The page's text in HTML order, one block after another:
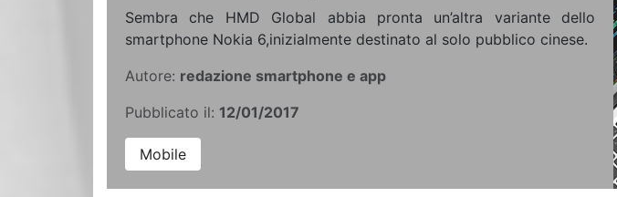
Sembra che HMD Global abbia pronta un’altra variante dello
smartphone Nokia 6,inizialmente destinato al solo pubblico cinese.
Autore: redazione smartphone e app
Pubblicato il: 12/01/2017
Mobile